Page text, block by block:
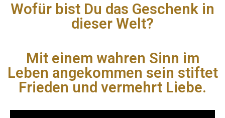
Wofür bist Du das Geschenk in
dieser Welt?
Mit einem wahren Sinn im
Leben angekommen sein stiftet
Frieden und vermehrt Liebe.